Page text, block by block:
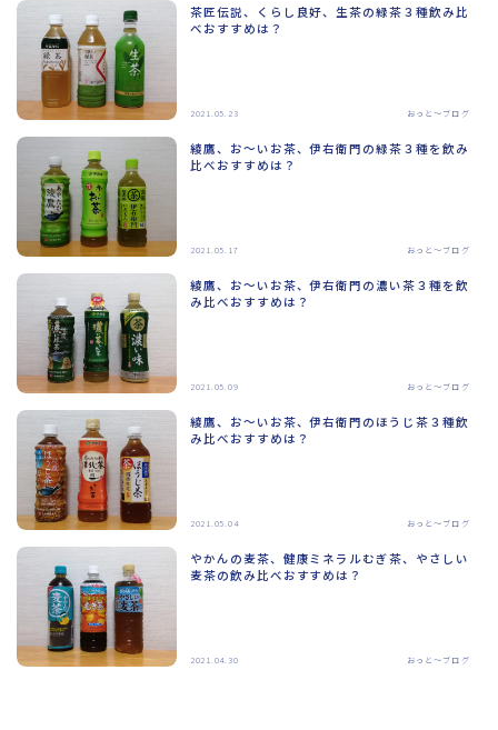
茶匠伝説、くらし良好、生茶の緑茶３種飲み比
べおすすめは？
2021.05.23 おっと～ブログ
綾鷹、お～いお茶、伊右衛門の緑茶３種を飲み
比べおすすめは？
2021.05.17 おっと～ブログ
綾鷹、お～いお茶、伊右衛門の濃い茶３種を飲
み比べおすすめは？
2021.05.09 おっと～ブログ
綾鷹、お～いお茶、伊右衛門のほうじ茶３種飲
み比べおすすめは？
2021.05.04 おっと～ブログ
やかんの麦茶、健康ミネラルむぎ茶、やさしい
麦茶の飲み比べおすすめは？
2021.04.30 おっと～ブログ